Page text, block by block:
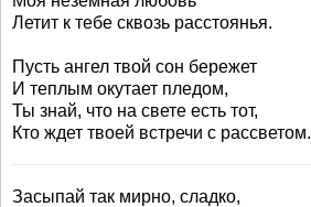
Летит к тебе сквозь расстоянья.
Пусть ангел твой сон бережет
И теплым окутает пледом,
Ты знай, что на свете есть тот,
Кто ждет твоей встречи с рассветом.
Засыпай так мирно, сладко,